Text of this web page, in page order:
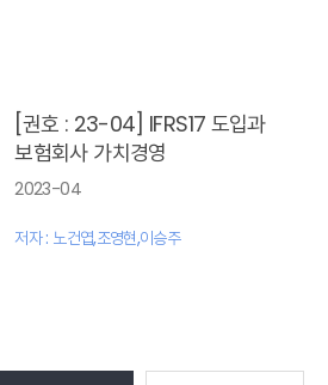
[권호 : 23-04] IFRS17 도입과
보험회사 가치경영
2023-04
저자 : 노건엽,조영현,이승주